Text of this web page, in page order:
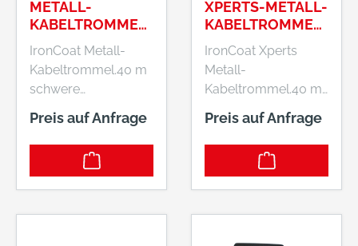
METALL-
KABELTROMMEL
285MMØ
IronCoat Metall-
Kabeltrommel.40 m
schwere
Gummischlauchleitu
ng H07RN-F 3G1,5 /
Durchmesser
Trommelkörper: 285
Preis auf Anfrage
XPERTS-METALL-
KABELTROMMEL
285MMØ
IronCoat Xperts
Metall-
Kabeltrommel.40 m
schwere
Gummischlauchleitu
ng H07RN-F 3G1,5 /
Durchmesser
Schutzisolierung
Preis auf Anfrage